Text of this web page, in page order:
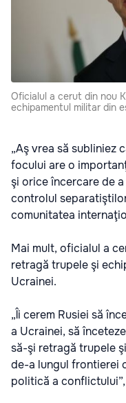
Oficialul a cerut din nou
echipamentul militar din
„Aş vrea să subliniez
focului are o
şi orice încercare de
controlul
comunitatea
Mai mult, oficialul a
retragă trupele şi
Ucrainei.
„Îi cerem Rusiei să
a Ucrainei, să
să-şi retragă trupele
de-a lungul frontierei
politică a